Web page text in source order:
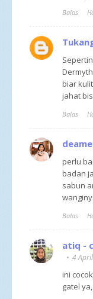
Balas
biar
jahat
Balas
perlu
badan
sabun
Balas
atiq -
4
ini
gatel